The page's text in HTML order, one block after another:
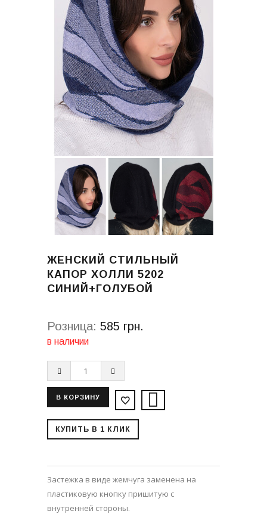
ЖЕНСКИЙ СТИЛЬНЫЙ
КАПОР ХОЛЛИ 5202
СИНИЙ+ГОЛУБОЙ
Розница: 585 грн.
в наличии
КУПИТЬ В 1 КЛИК
Застежка в виде жемчуга заменена на
пластиковую кнопку пришитую с
внутренней стороны.